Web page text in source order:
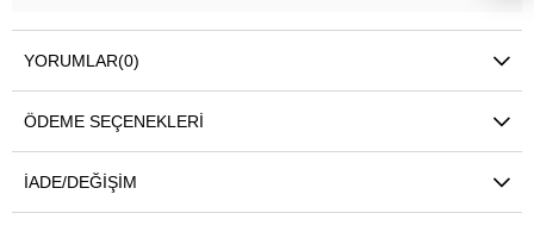
YORUMLAR(0)
ÖDEME SEÇENEKLERI
İADE/DEĞIŞIM